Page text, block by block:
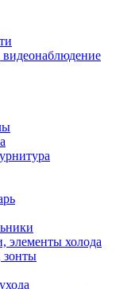
элементы холода
зонты